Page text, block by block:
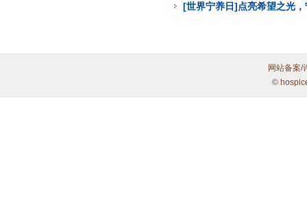
[世界宁养日]点亮希望之光
网站备案/
©